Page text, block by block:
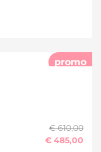
promo
€ 610,00
€ 485,00